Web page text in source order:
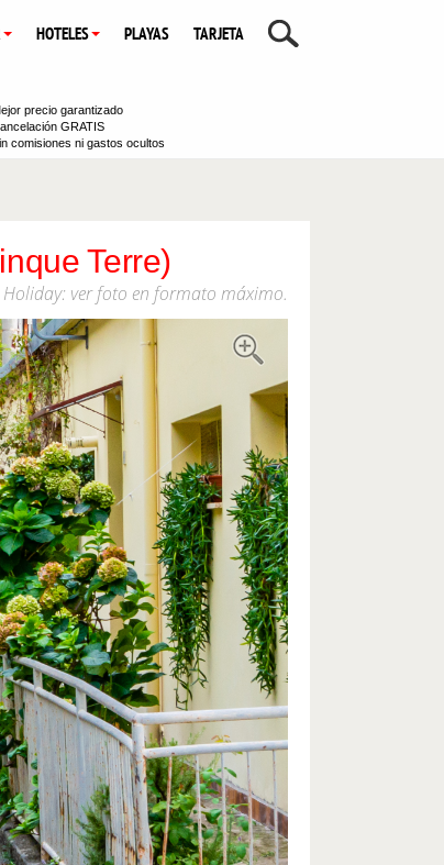
HOTELES PLAYAS TARJETA
precio garantizado
GRATIS
comisiones ni gastos ocultos
Terre)
Holiday: ver foto en formato máximo.